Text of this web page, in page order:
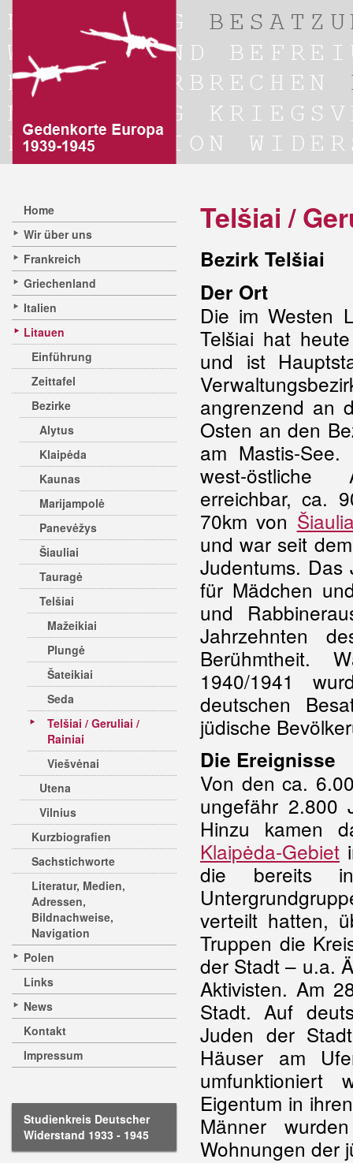
Home
Wir über uns
Frankreich
Griechenland
Italien
Litauen
Einführung
Zeittafel
Bezirke
Alytus
Klaipėda
Kaunas
Marijampolė
Panevėžys
Šiauliai
Tauragė
Telšiai
Mažeikiai
Plungė
Šateikiai
Seda
Telšiai / Geruliai /
Rainiai
Viešvėnai
Utena
Vilnius
Kurzbiografien
Sachstichworte
Literatur, Medien,
Adressen,
Bildnachweise,
Navigation
Polen
Links
News
Kontakt
Impressum
Studienkreis Deutscher
Widerstand 1933 - 1945
Telšiai /
Bezirk Telšiai
Der Ort
Die im Westen
Telšiai hat
und ist
angrenzend an
Osten an den
am Mastis-
west-östliche
erreichbar, ca.
70km von
und war seit
Judentums. Das
für Mädchen
und
Jahrzehnten
Berühmtheit.
1940/1941
deutschen
jüdische
Die Ereignisse
Von den ca.
ungefähr 2.800
Hinzu kamen
Klaipėda-Gebiet
die bereits
verteilt hatten,
Truppen die
der Stadt – u.a.
Aktivisten. Am
Stadt. Auf
Juden der
Häuser am
umfunktioniert
Eigentum in
Männer
Wohnungen der